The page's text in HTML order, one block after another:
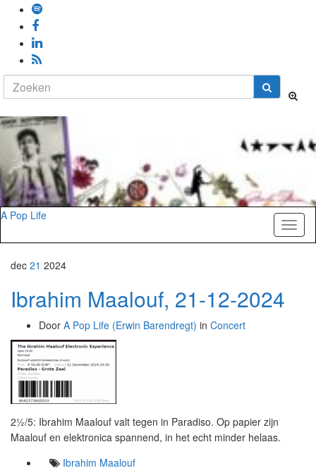
Search
for:
A Pop Life
dec 21 2024
Ibrahim Maalouf, 21-12-2024
Door A Pop Life (Erwin Barendregt) in Concert
2½/5: Ibrahim Maalouf valt tegen in Paradiso. Op papier zijn
Maalouf en elektronica spannend, in het echt minder helaas.
Ibrahim Maalouf